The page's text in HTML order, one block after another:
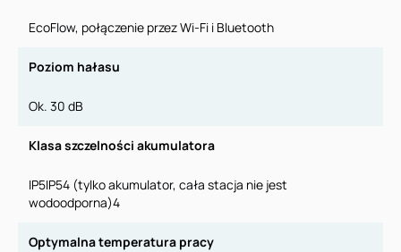
EcoFlow, połączenie przez Wi-Fi i Bluetooth
Poziom hałasu
Ok. 30 dB
Klasa szczelności akumulatora
IP5IP54 (tylko akumulator, cała stacja nie jest
wodoodporna)4
Optymalna temperatura pracy